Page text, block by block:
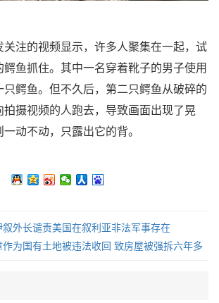
注的视频显示，许多人聚集在一起，试
鱼抓住。其中一名穿着靴子的男子使用
鳄鱼。但不久后，第二只鳄鱼从破碎的
摄视频的人跑去，导致画面出现了晃
动不动，只露出它的背。
叙外长谴责美国在叙利亚非法军事存在
作为国有土地被违法收回 致房屋被强拆六年多